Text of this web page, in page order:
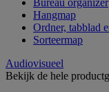
Hangmap
Ordner, tabblad
Sorteermap
Audiovisueel
Bekijk de hele